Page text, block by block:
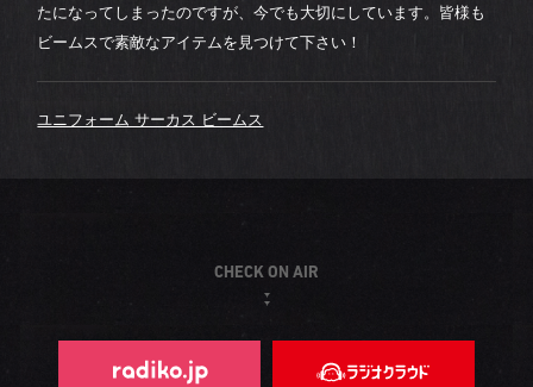
たになってしまったのですが、今でも大切にしています。皆様も
ビームスで素敵なアイテムを見つけて下さい！
ユニフォーム サーカス ビームス
CHECK ON AIR